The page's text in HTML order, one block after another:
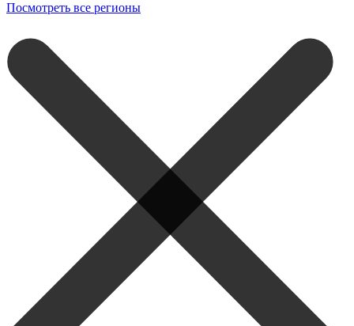
Посмотреть все регионы